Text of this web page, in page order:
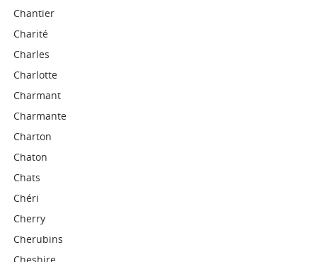
Chantier
Charité
Charles
Charlotte
Charmant
Charmante
Charton
Chaton
Chats
Chéri
Cherry
Cherubins